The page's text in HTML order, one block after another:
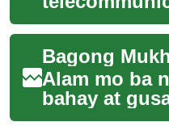
na
ating
Alam mo ba
bahay at
maghatid ng